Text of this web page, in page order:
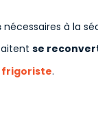
nécessaires à la
se
frigoriste.